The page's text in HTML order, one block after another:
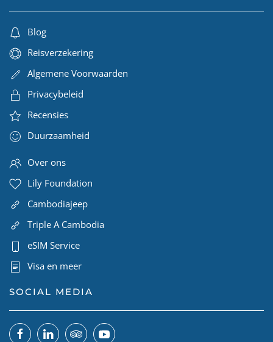
Blog
Reisverzekering
Algemene Voorwaarden
Privacybeleid
Recensies
Duurzaamheid
Over ons
Lily Foundation
Cambodiajeep
Triple A Cambodia
eSIM Service
Visa en meer
SOCIAL MEDIA